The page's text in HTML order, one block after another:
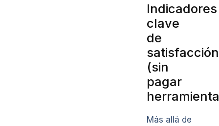
Indicadores
clave
de
satisfacción
(sin
pagar
Más allá de